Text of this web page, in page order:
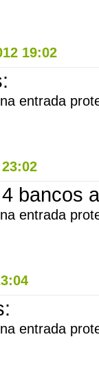
19:02
entrada
bancos
entrada
entrada